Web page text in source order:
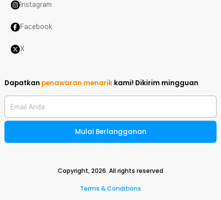
Instagram
Facebook
X
Dapatkan penawaran menarik kami! Dikirim mingguan
Email Anda
Mulai Berlangganan
Copyright,2026. All rights reserved
Terms & Conditions